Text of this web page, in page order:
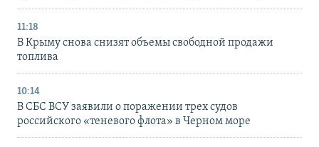
11:18
В Крыму снова снизят объемы свободной продажи
топлива
10:14
В СБС ВСУ заявили о поражении трех судов
российского «теневого флота» в Черном море